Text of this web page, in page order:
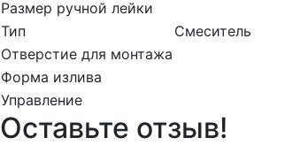
Размер ручной лейки
Тип
Смеситель
Отверстие для монтажа
Форма излива
Управление
Оставьте отзыв!